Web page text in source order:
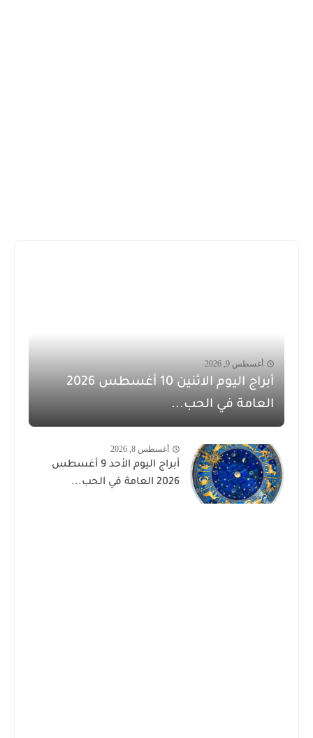
أغسطس 9, 2026
أبراج اليوم الاثنين 10 أغسطس 2026
العامة في الحب...
أغسطس 8, 2026
أبراج اليوم الأحد 9 أغسطس
2026 العامة في الحب...